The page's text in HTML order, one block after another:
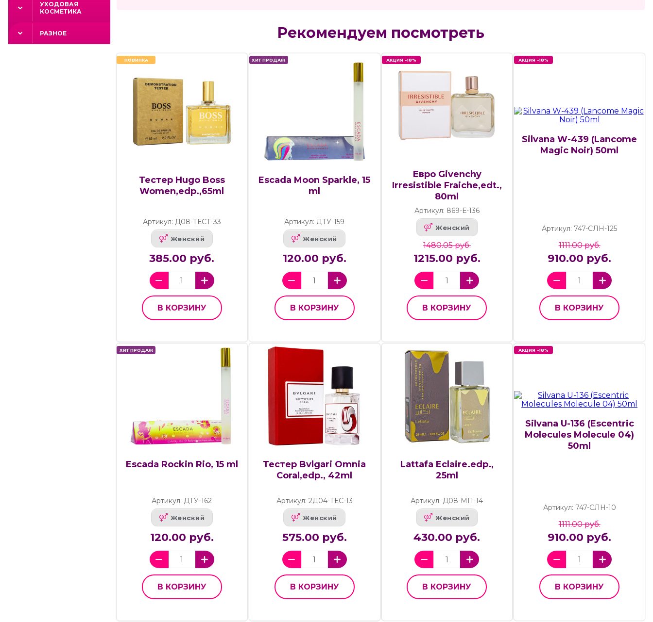
УХОДОВАЯ
КОСМЕТИКА
РАЗНОЕ Рекомендуем посмотреть
НОВИНКА
Тестер Hugo Boss
Women,edp.,65ml
Артикул: Д08-ТЕСТ-33
Женский
385.00 руб.
В КОРЗИНУ
ХИТ ПРОДАЖ
Escada Moon Sparkle, 15
ml
Артикул: ДТУ-159
Женский
120.00 руб.
В КОРЗИНУ
АКЦИЯ -18%
Евро Givenchy
Irresistible Fraiche,edt.,
80ml
Артикул: 869-Е-136
Женский
1480.05 руб.
1215.00 руб.
В КОРЗИНУ
АКЦИЯ -18%
Silvana W-439 (Lancome
Magic Noir) 50ml
Артикул: 747-СЛН-125
1111.00 руб.
910.00 руб.
В КОРЗИНУ
ХИТ ПРОДАЖ
Escada Rockin Rio, 15 ml
Артикул: ДТУ-162
Женский
120.00 руб.
В КОРЗИНУ
Тестер Bvlgari Omnia
Coral,edp., 42ml
Артикул: 2Д04-ТЕС-13
Женский
575.00 руб.
В КОРЗИНУ
Lattafa Eclaire.edp.,
25ml
Артикул: Д08-МП-14
Женский
430.00 руб.
В КОРЗИНУ
АКЦИЯ -18%
Silvana U-136 (Escentric
Molecules Molecule 04)
50ml
Артикул: 747-СЛН-10
1111.00 руб.
910.00 руб.
В КОРЗИНУ